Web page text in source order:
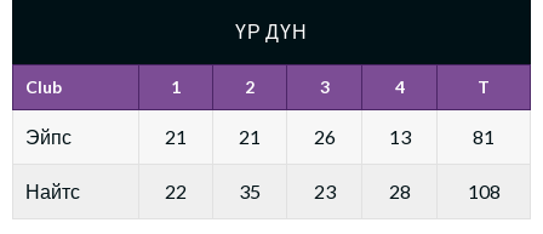
ҮР ДҮН
Club 1 2 3 4 T
Эйпс 21 21 26 13 81
Найтс 22 35 23 28 108